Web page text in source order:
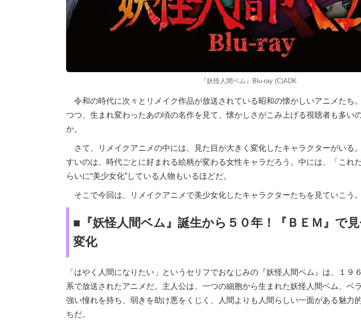
『妖怪人間ベム』Blu-ray (C)ADK
令和の時代に次々とリメイク作品が放送されている昭和の懐かしいアニメたち
つつ、生まれ変わったあの頃の名作を見て、懐かしさがこみ上げる視聴者も多い
か。
さて、リメイクアニメの中には、見た目が大きく変化したキャラクターがいる
すいのは、時代ごとに好まれる絵柄が変わる女性キャラだろう。中には、「これ
らいに“美少女化”している人物もいるほどだ。
そこで今回は、リメイクアニメで美少女化したキャラクターたちを見ていこう。
■『妖怪人間ベム』誕生から５０年！『ＢＥＭ』で
変化
「はやく人間になりたい」というセリフでおなじみの『妖怪人間ベム』は、１９
系で放送されたアニメだ。主人公は、一つの細胞から生まれた妖怪人間ベム、ベ
強い憧れを持ち、弱きを助け悪をくじく、人間よりも人間らしい一面がある魅力
ちだ。